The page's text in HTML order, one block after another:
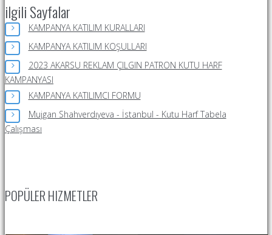
ilgili Sayfalar
KAMPANYA KATILIM KURALLARI
KAMPANYA KATILIM KOŞULLARI
2023 AKARSU REKLAM ÇILGIN PATRON KUTU HARF
KAMPANYASI
KAMPANYA KATILIMCI FORMU
Mujgan Shahverdıyeva - İstanbul - Kutu Harf Tabela
Çalışması
POPÜLER HIZMETLER